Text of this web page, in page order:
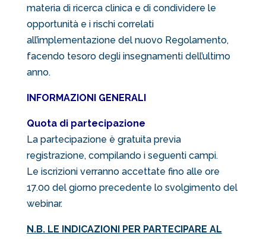
materia di ricerca clinica e di condividere le
opportunità e i rischi correlati
all’implementazione del nuovo Regolamento,
facendo tesoro degli insegnamenti dell’ultimo
anno.
INFORMAZIONI GENERALI
Quota di partecipazione
La partecipazione è gratuita previa
registrazione, compilando i seguenti campi.
Le iscrizioni verranno accettate fino alle ore
17.00 del giorno precedente lo svolgimento del
webinar.
N.B. LE INDICAZIONI PER PARTECIPARE AL